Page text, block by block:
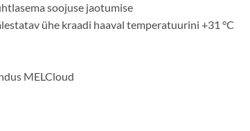
soojuse jaotumise
ühe kraadi haaval temperatuurini +31 °C
MELCloud